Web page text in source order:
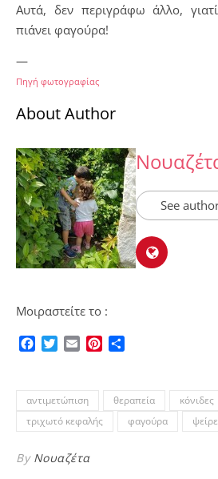
Αυτά, δεν περιγράφω άλλο,
πιάνει φαγούρα!
—
Πηγή φωτογραφίας
About Author
See
Μοιραστείτε το :
Facebook
TwitterEmailPinterest
αντιμετώπιση θεραπεία κόνιδες
τριχωτό κεφαλής
φαγούρα
By Νουαζέτα